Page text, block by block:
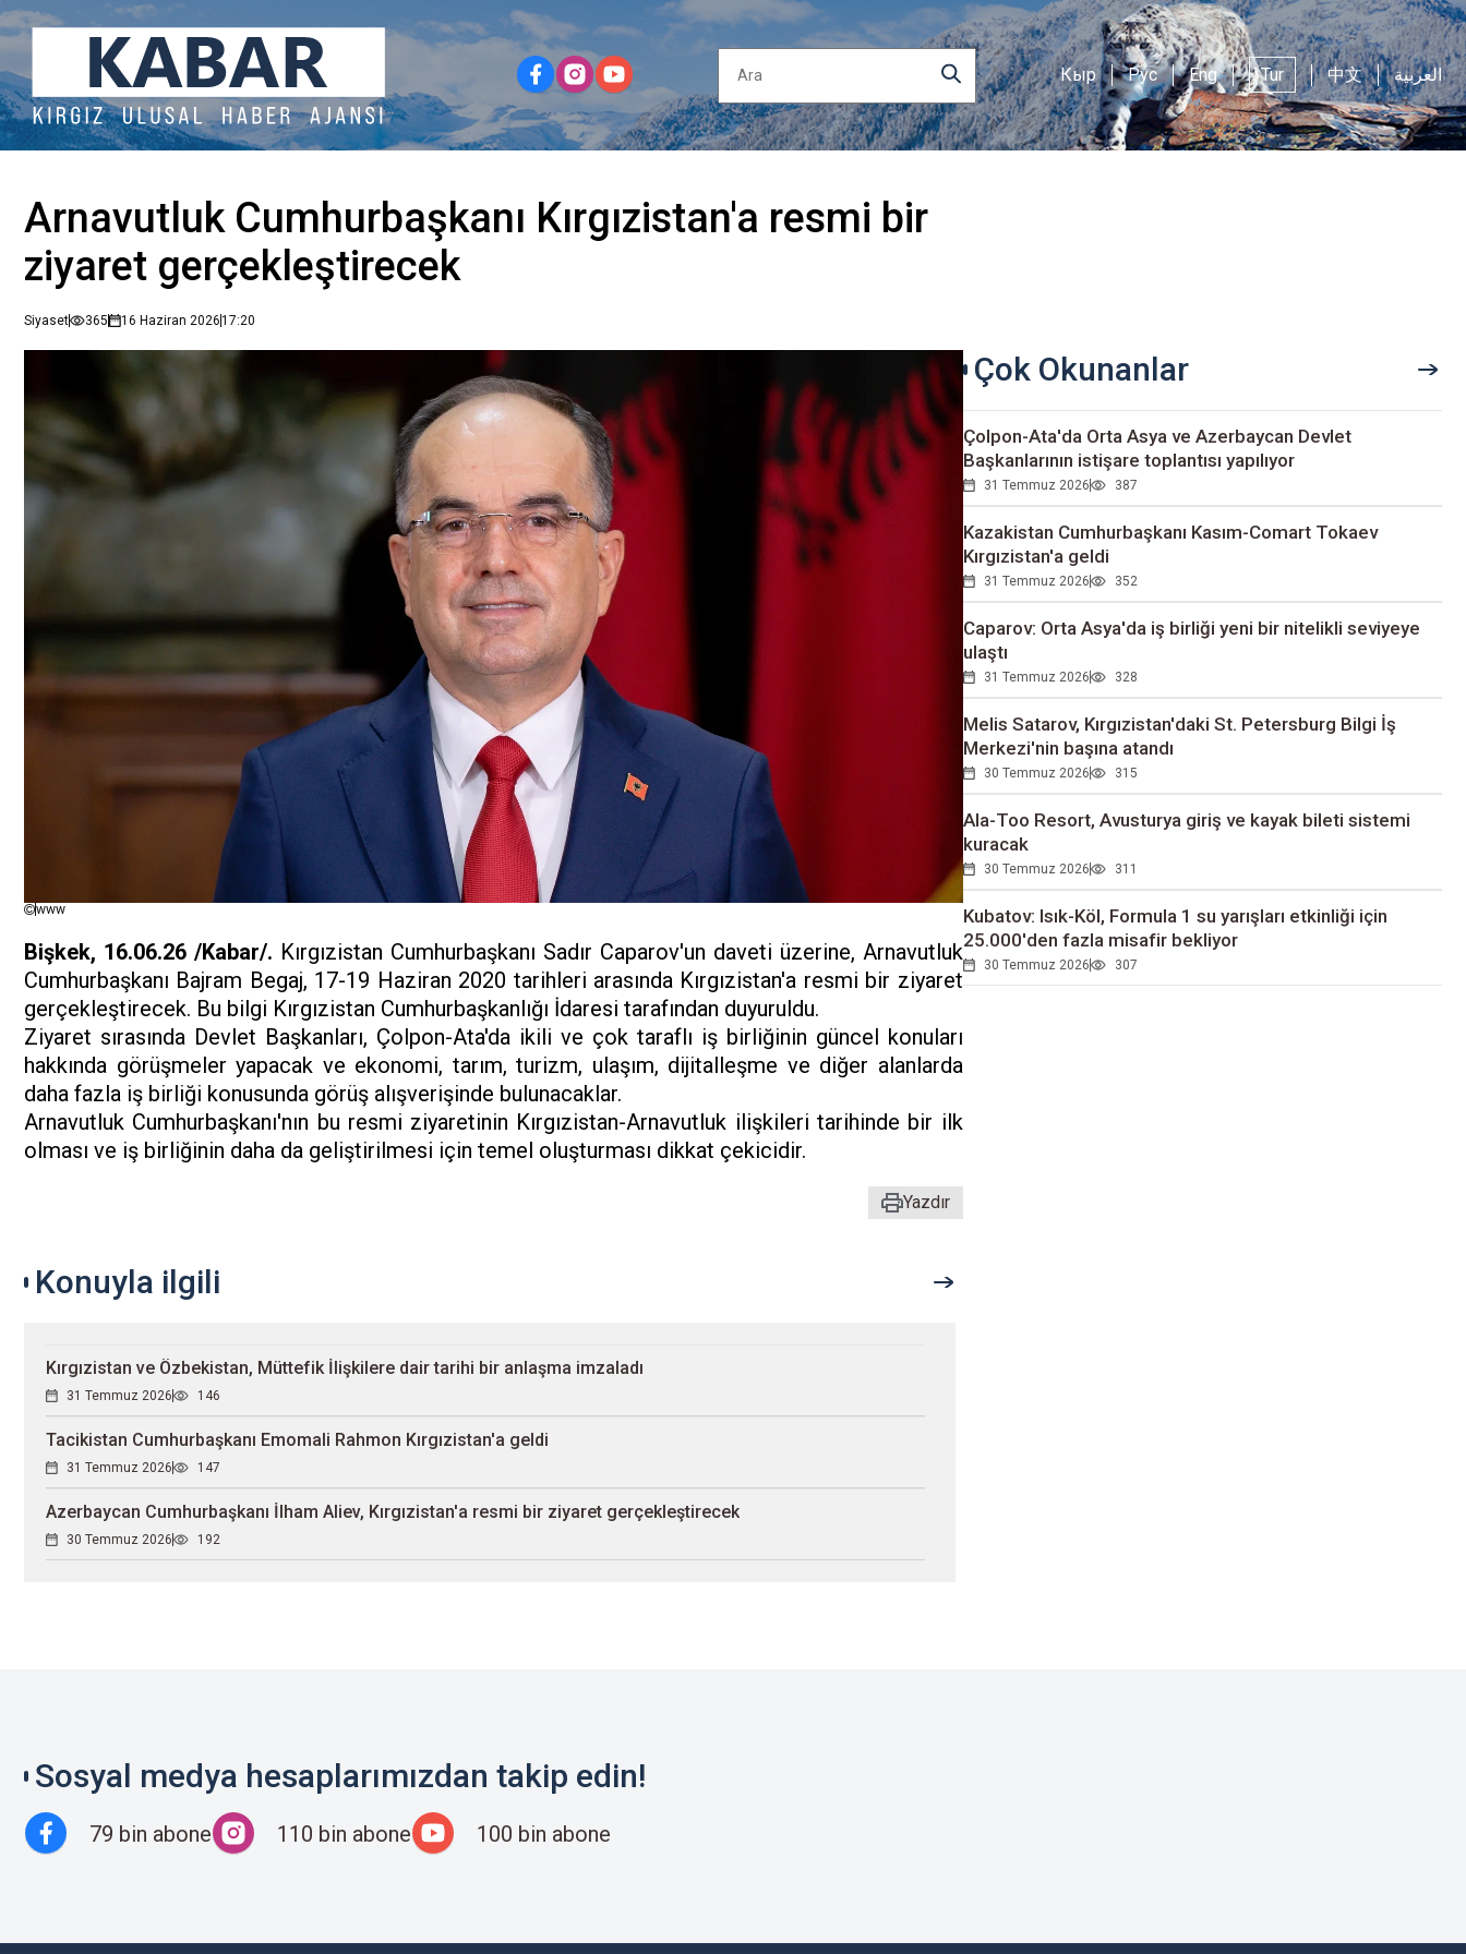
Кыр Рус Eng Tur 中文 العربية
Arnavutluk Cumhurbaşkanı Kırgızistan'a resmi bir
ziyaret gerçekleştirecek
Siyaset 365 16 Haziran 202617:20
www
Bişkek, 16.06.26 /Kabar/. Kırgızistan Cumhurbaşkanı Sadır Caparov'un daveti üzerine, Arnavutluk
Cumhurbaşkanı Bajram Begaj, 17-19 Haziran 2020 tarihleri ​​arasında Kırgızistan'a resmi bir ziyaret
gerçekleştirecek. Bu bilgi Kırgızistan Cumhurbaşkanlığı İdaresi tarafından duyuruldu.
Ziyaret sırasında Devlet Başkanları, Çolpon-Ata'da ikili ve çok taraflı iş birliğinin güncel konuları
hakkında görüşmeler yapacak ve ekonomi, tarım, turizm, ulaşım, dijitalleşme ve diğer alanlarda
daha fazla iş birliği konusunda görüş alışverişinde bulunacaklar.
Arnavutluk Cumhurbaşkanı'nın bu resmi ziyaretinin Kırgızistan-Arnavutluk ilişkileri tarihinde bir ilk
olması ve iş birliğinin daha da geliştirilmesi için temel oluşturması dikkat çekicidir.
Yazdır
Çok Okunanlar
Çolpon-Ata'da Orta Asya ve Azerbaycan Devlet
Başkanlarının istişare toplantısı yapılıyor
31 Temmuz 2026 387
Kazakistan Cumhurbaşkanı Kasım-Comart Tokaev
Kırgızistan'a geldi
31 Temmuz 2026 352
Caparov: Orta Asya'da iş birliği yeni bir nitelikli seviyeye
ulaştı
31 Temmuz 2026 328
Melis Satarov, Kırgızistan'daki St. Petersburg Bilgi İş
Merkezi'nin başına atandı
30 Temmuz 2026 315
Ala-Too Resort, Avusturya giriş ve kayak bileti sistemi
kuracak
30 Temmuz 2026 311
Kubatov: Isık-Köl, Formula 1 su yarışları etkinliği için
25.000'den fazla misafir bekliyor
30 Temmuz 2026 307
Konuyla ilgili
Kırgızistan ve Özbekistan, Müttefik İlişkilere dair tarihi bir anlaşma imzaladı
31 Temmuz 2026 146
Tacikistan Cumhurbaşkanı Emomali Rahmon Kırgızistan'a geldi
31 Temmuz 2026 147
Azerbaycan Cumhurbaşkanı İlham Aliev, Kırgızistan'a resmi bir ziyaret gerçekleştirecek
30 Temmuz 2026 192
Sosyal medya hesaplarımızdan takip edin!
79 bin abone 110 bin abone 100 bin abone